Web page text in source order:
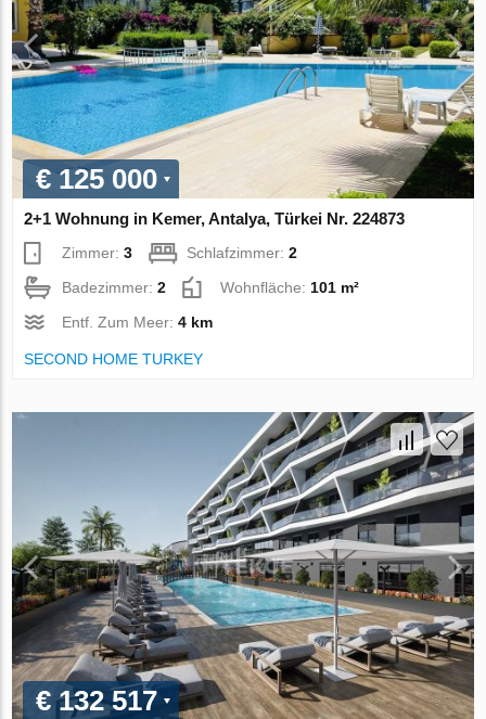
€ 125 000
2+1 Wohnung in Kemer, Antalya, Türkei Nr. 224873
Zimmer:3 Schlafzimmer:2
Badezimmer:2 Wohnfläche: 101 m²
Entf. Zum Meer:4 km
SECOND HOME TURKEY
€ 132 517